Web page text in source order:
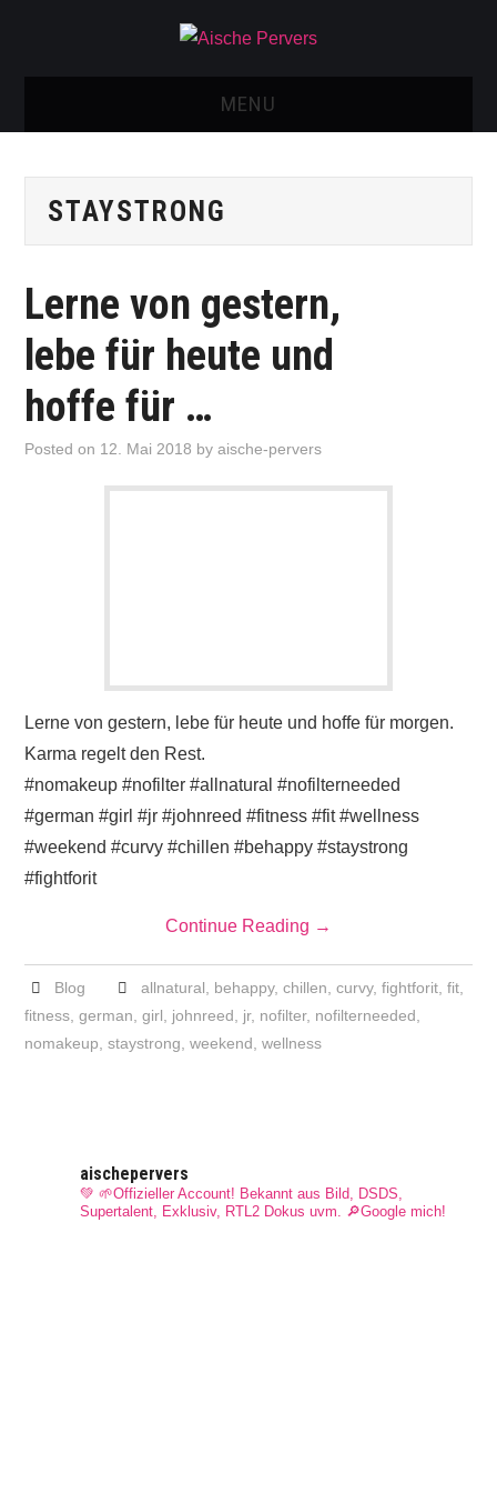
MENU
NEU: AISCHE SHOP!
BOOKING / KONTAKT
IMPRESSUM
STAYSTRONG
Lerne von gestern,
lebe für heute und
hoffe für …
Posted on 12. Mai 2018 byaische-pervers
Lerne von gestern, lebe für heute und hoffe für morgen.
Karma regelt den Rest.
#nomakeup #nofilter #allnatural #nofilterneeded
#german #girl #jr #johnreed #fitness #fit #wellness
#weekend #curvy #chillen #behappy #staystrong
#fightforit
Continue Reading →
Blog allnatural behappy, chillen curvy, fightforit, fit,
fitness ,german ,girl johnreed jr, nofilter, nofilterneeded
nomakeup ,staystrong ,weekend ,wellness
aischepervers
💚 🌱Offizieller Account! Bekannt aus Bild, DSDS,
Supertalent, Exklusiv, RTL2 Dokus uvm.
🔎Google mich!